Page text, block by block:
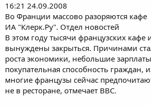
16:21 24.09.2008
Во Франции массово разоряются кафе
ИА "Клерк.Ру". Отдел новостей
В этом году тысячи французских кафе
вынуждены закрыться. Причинами
роста экономики, небольшие
покупательная способность граждан,
многие французы сейчас
не в ресторане, отмечает ВВС.